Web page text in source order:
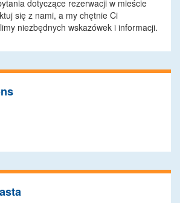
dotyczące rezerwacji w mieście
się z nami, a my chętnie Ci
niezbędnych wskazówek i informacji.